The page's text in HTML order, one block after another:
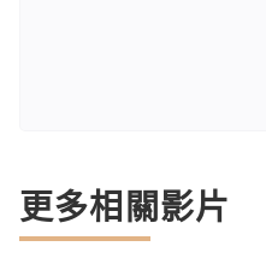
更多相關影片